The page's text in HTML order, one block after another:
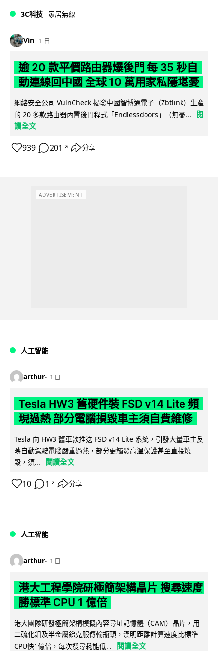
3C科技 家居無線
Vin 1 日
逾 20 款平價路由器爆後門 每 35 秒自
動連線回中國 全球 10 萬用家私隱堪憂
網絡安全公司 VulnCheck 揭發中國智博通電子（Zbtlink）生產
的 20 多款路由器內置後門程式「Endlessdoors」（無盡...
閱
讀全文
939 201 ↗ 分享
ADVERTISEMENT
人工智能
arthur 1 日
Tesla HW3 舊硬件裝 FSD v14 Lite 頻
現過熱 部分電腦損毀車主須自費維修
Tesla 向 HW3 舊車款推送 FSD v14 Lite 系統，引發大量車主反
映自動駕駛電腦嚴重過熱，部分更觸發高溫保護甚至直接燒
毀，須...
閱讀全文
10 1 ↗ 分享
人工智能
arthur 1 日
港大工程學院研極簡架構晶片 搜尋速度
勝標準 CPU 1 億倍
港大團隊研發極簡架構模擬內容尋址記憶體（CAM）晶片，用
二硫化鉬及半金屬銻克服傳輸瓶頸，漢明距離計算速度比標準
CPU快1億倍，每次搜尋耗能低...
閱讀全文